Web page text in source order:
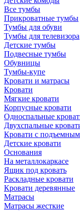
Все тумбы
Прикроватные тумбы
Тумбы для обуви
Тумбы для телевизора
Детские тумбы
Подвесные тумбы
Обувницы
Тумбы-купе
Кровати и матрасы
Кровати
Мягкие кровати
Корпусные кровати
Односпальные
Двухспальные
Кровати с
Детские кровати
Основания
На металлокаркасе
Ящик под кровать
Раскладные кровати
Кровати деревянные
Матрасы
Матрасы жесткие